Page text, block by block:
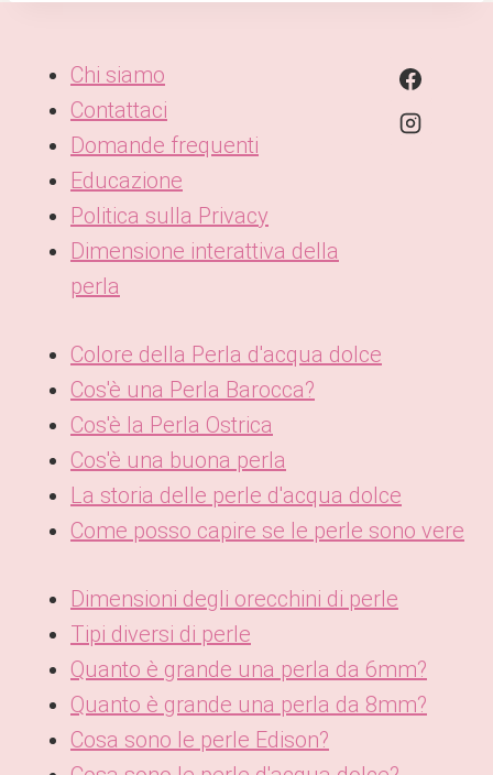
Chi siamo
Contattaci
Domande frequenti
Educazione
Politica sulla Privacy
Dimensione interattiva della
perla
Colore della Perla d'acqua dolce
Cos'è una Perla Barocca?
Cos'è la Perla Ostrica
Cos'è una buona perla
La storia delle perle d'acqua dolce
Come posso capire se le perle sono vere
Dimensioni degli orecchini di perle
Tipi diversi di perle
Quanto è grande una perla da 6mm?
Quanto è grande una perla da 8mm?
Cosa sono le perle Edison?